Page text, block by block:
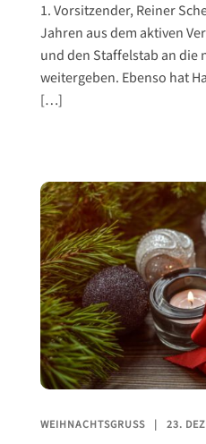
1. Vorsitzender, Reiner
Jahren aus dem aktiven
und den Staffelstab an die
weitergeben. Ebenso hat
[…]
WEIHNACHTSGRUSS 23.